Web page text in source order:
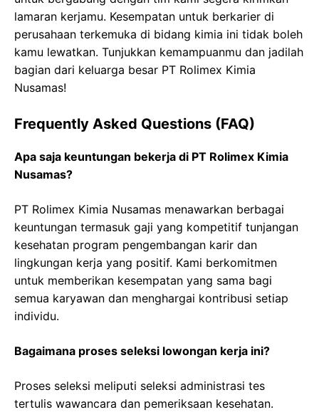
lamaran kerjamu. Kesempatan untuk berkarier di
perusahaan terkemuka di bidang kimia ini tidak boleh
kamu lewatkan. Tunjukkan kemampuanmu dan jadilah
bagian dari keluarga besar PT Rolimex Kimia
Nusamas!
Frequently Asked Questions (FAQ)
Apa saja keuntungan bekerja di PT Rolimex Kimia
Nusamas?
PT Rolimex Kimia Nusamas menawarkan berbagai
keuntungan termasuk gaji yang kompetitif tunjangan
kesehatan program pengembangan karir dan
lingkungan kerja yang positif. Kami berkomitmen
untuk memberikan kesempatan yang sama bagi
semua karyawan dan menghargai kontribusi setiap
individu.
Bagaimana proses seleksi lowongan kerja ini?
Proses seleksi meliputi seleksi administrasi tes
tertulis wawancara dan pemeriksaan kesehatan.